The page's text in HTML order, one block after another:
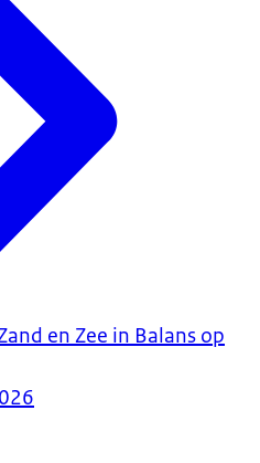
en Zee in Balans op